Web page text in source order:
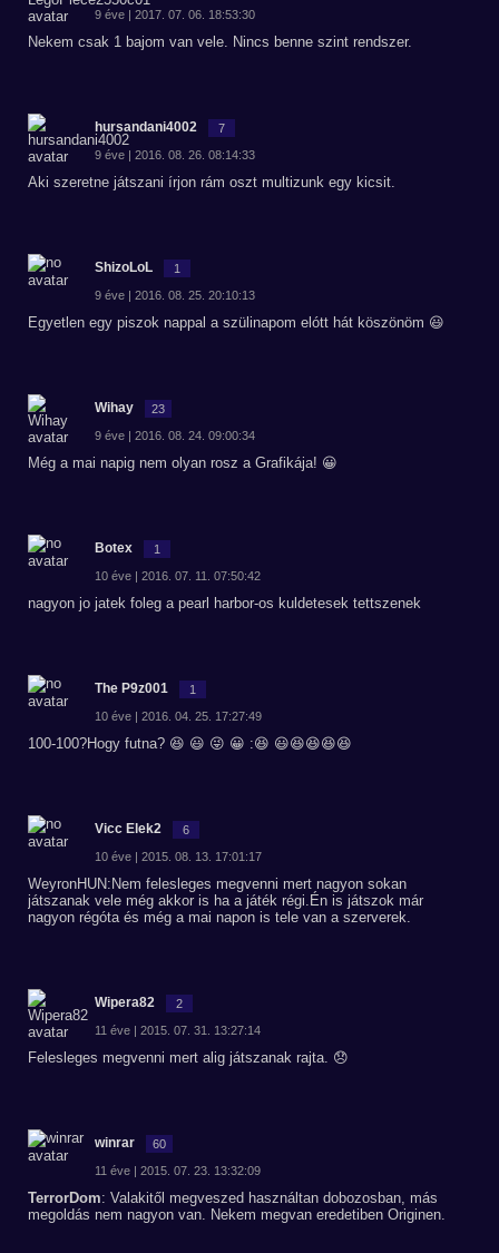
9 éve | 2017. 07. 06. 18:53:30
Nekem csak 1 bajom van vele. Nincs benne szint rendszer.
hursandani4002 7
9 éve | 2016. 08. 26. 08:14:33
Aki szeretne játszani írjon rám oszt multizunk egy kicsit.
ShizoLoL 1
9 éve | 2016. 08. 25. 20:10:13
Egyetlen egy piszok nappal a szülinapom elótt hát köszönöm 😃
Wihay 23
9 éve | 2016. 08. 24. 09:00:34
Még a mai napig nem olyan rosz a Grafikája! 😀
Botex 1
10 éve | 2016. 07. 11. 07:50:42
nagyon jo jatek foleg a pearl harbor-os kuldetesek tettszenek
The P9z001 1
10 éve | 2016. 04. 25. 17:27:49
100-100?Hogy futna? 😆 😃 😜 😀 :😆 😃😆😆😆😆
Vicc Elek2 6
10 éve | 2015. 08. 13. 17:01:17
WeyronHUN:Nem felesleges megvenni mert nagyon sokan
játszanak vele még akkor is ha a játék régi.Én is játszok már
nagyon régóta és még a mai napon is tele van a szerverek.
Wipera82 2
11 éve | 2015. 07. 31. 13:27:14
Felesleges megvenni mert alig játszanak rajta. 😞
winrar 60
11 éve | 2015. 07. 23. 13:32:09
TerrorDom: Valakitől megveszed használtan dobozosban, más
megoldás nem nagyon van. Nekem megvan eredetiben Originen.